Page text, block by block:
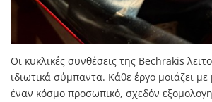
Οι κυκλικές συνθέσεις της Bechrakis
ιδιωτικά σύμπαντα. Κάθε έργο μοιάζει
έναν κόσμο προσωπικό, σχεδόν